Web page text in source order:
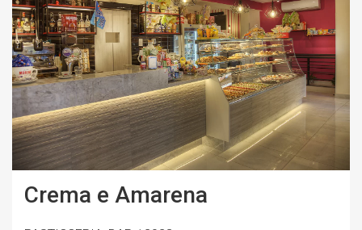
Crema e Amarena